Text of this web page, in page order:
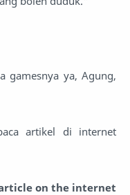
gamesnya ya, Agung,
artikel di internet
on the internet